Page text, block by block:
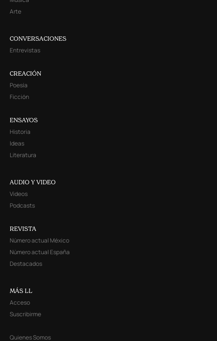
Arte
CONVERSACIONES
Entrevistas
CREACIÓN
Poesía
Ficción
ENSAYOS
Historia
Ideas
Literatura
AUDIO Y VIDEO
Videos
Podcasts
REVISTA
Número actual México
Número actual España
Destacados
MÁS LL
Acceso
Suscribirme
Quienes Somos